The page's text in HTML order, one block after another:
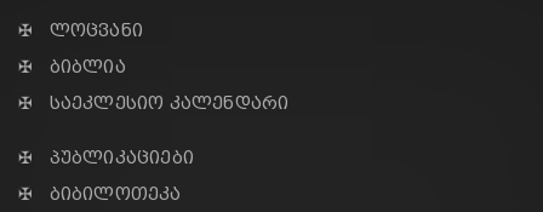
✠ ლოცვანი
✠ ბიბლია
✠ საეკლესიო კალენდარი
✠ პუბლიკაციები
✠ ბიბილოთეკა